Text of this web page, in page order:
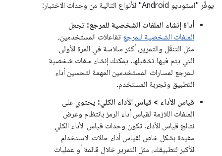
يوفّر "استوديو Android" الأنواع التالية من وحدات الاختبار:
أداة إنشاء الملفات الشخصية للمرجع: تجعل
الملفات الشخصية للمرجع تفاعلات المستخدمين،
مثل التنقّل والتمرير، أكثر سلاسة في المرة الأولى
التي يتم فيها تشغيلها. يمكنك إنشاء ملفات شخصية
للمرجع لمسارات المستخدمين المهمة لتحسين أداء
التطبيق وتجربة المستخدم.
قياس الأداء > قياس الأداء الكلي: يحتوي على
الملفات اللازمة لقياس أداء الرمز بانتظام وعرض
نتائج قياس الأداء. تكون وحدات قياس الأداء الكلي
مفيدة بشكل خاص لقياس أداء حالات الاستخدام
الأكبر لتطبيقك، مثل التمرير خلال قائمة أو عمليات